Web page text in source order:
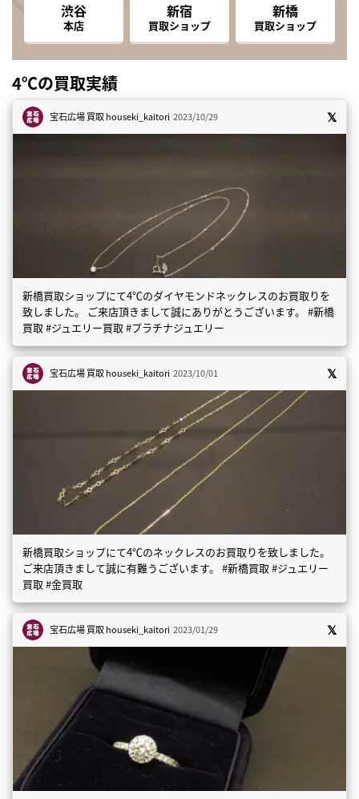
渋谷
本店
新宿
買取ショップ
新橋
買取ショップ
4℃の買取実績
宝石広場 買取houseki_kaitori 2023/10/29
新橋買取ショップにて4℃のダイヤモンドネックレスのお買取りを
致しました。 ご来店頂きまして誠にありがとうございます。 #新橋
買取 #ジュエリー買取 #プラチナジュエリー
宝石広場 買取houseki_kaitori 2023/10/01
新橋買取ショップにて4℃のネックレスのお買取りを致しました。
ご来店頂きまして誠に有難うございます。 #新橋買取 #ジュエリー
買取 #金買取
宝石広場 買取houseki_kaitori 2023/01/29